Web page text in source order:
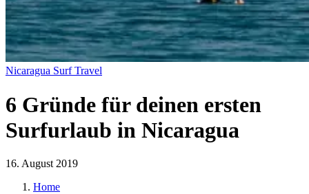
Nicaragua Surf Travel
6 Gründe für deinen ersten
Surfurlaub in Nicaragua
16. August 2019
Home